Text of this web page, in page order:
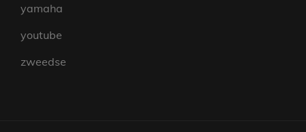
yamaha
youtube
zweedse